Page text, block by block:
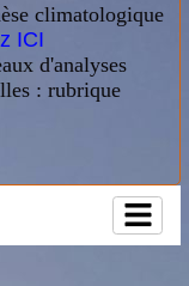
climatologique
ICI
d'analyses
: rubrique